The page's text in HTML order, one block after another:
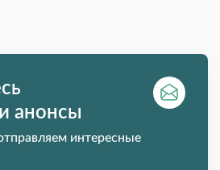
анонсы
интересные